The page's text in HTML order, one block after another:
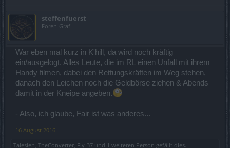
steffenfuerst
Foren-Graf
War eben mal kurz in K'hill, da wird noch kräftig
ein/ausgelogt. Alles Leute, die im RL einen Unfall mit ihrem
Handy filmen, dabei den Rettungskräften im Weg stehen,
danach den Leichen noch die Geldbörse ziehen & Abends
damit in der Kneipe angeben.
- Also, ich glaube, Fair ist was anderes...
16 August 2016
Talesien, TheConverter, Fly-37 und 1 weiteren Person gefällt dies.